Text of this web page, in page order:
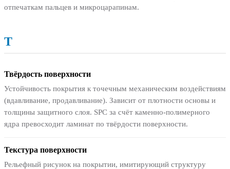
отпечаткам пальцев и микроцарапинам.
Т
Твёрдость поверхности
Устойчивость покрытия к точечным механическим воздействиям
(вдавливание, продавливание). Зависит от плотности основы и
толщины защитного слоя. SPC за счёт каменно-полимерного
ядра превосходит ламинат по твёрдости поверхности.
Текстура поверхности
Рельефный рисунок на покрытии, имитирующий структуру